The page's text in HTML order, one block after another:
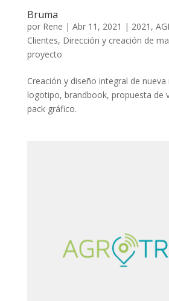
Bruma
por Rene | Abr 11, 2021 | 2021 ,
Clientes, Dirección y creación de
proyecto
Creación y diseño integral de
logotipo, brandbook, propuesta de
pack gráfico.